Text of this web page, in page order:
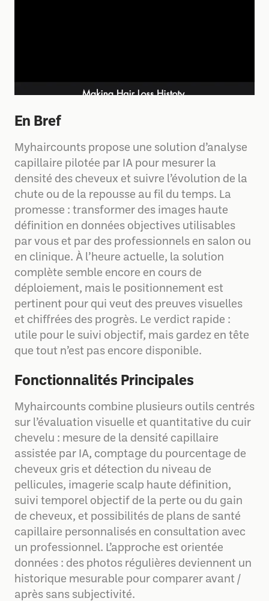
En Bref
Myhaircounts propose une solution d’analyse
capillaire pilotée par IA pour mesurer la
densité des cheveux et suivre l’évolution de la
chute ou de la repousse au fil du temps. La
promesse : transformer des images haute
définition en données objectives utilisables
par vous et par des professionnels en salon ou
en clinique. À l’heure actuelle, la solution
complète semble encore en cours de
déploiement, mais le positionnement est
pertinent pour qui veut des preuves visuelles
et chiffrées des progrès. Le verdict rapide :
utile pour le suivi objectif, mais gardez en tête
que tout n’est pas encore disponible.
Fonctionnalités Principales
Myhaircounts combine plusieurs outils centrés
sur l’évaluation visuelle et quantitative du cuir
chevelu : mesure de la densité capillaire
assistée par IA, comptage du pourcentage de
cheveux gris et détection du niveau de
pellicules, imagerie scalp haute définition,
suivi temporel objectif de la perte ou du gain
de cheveux, et possibilités de plans de santé
capillaire personnalisés en consultation avec
un professionnel. L’approche est orientée
données : des photos régulières deviennent un
historique mesurable pour comparer avant /
après sans subjectivité.